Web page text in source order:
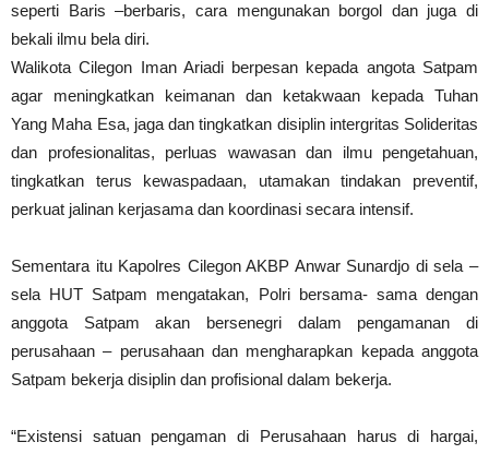
seperti Baris –berbaris, cara mengunakan borgol dan juga di
bekali ilmu bela diri.
Walikota Cilegon Iman Ariadi berpesan kepada angota Satpam
agar meningkatkan keimanan dan ketakwaan kepada Tuhan
Yang Maha Esa, jaga dan tingkatkan disiplin intergritas Solideritas
dan profesionalitas, perluas wawasan dan ilmu pengetahuan,
tingkatkan terus kewaspadaan, utamakan tindakan preventif,
perkuat jalinan kerjasama dan koordinasi secara intensif.
Sementara itu Kapolres Cilegon AKBP Anwar Sunardjo di sela –
sela HUT Satpam mengatakan, Polri bersama- sama dengan
anggota Satpam akan bersenegri dalam pengamanan di
perusahaan – perusahaan dan mengharapkan kepada anggota
Satpam bekerja disiplin dan profisional dalam bekerja.
“Existensi satuan pengaman di Perusahaan harus di hargai,